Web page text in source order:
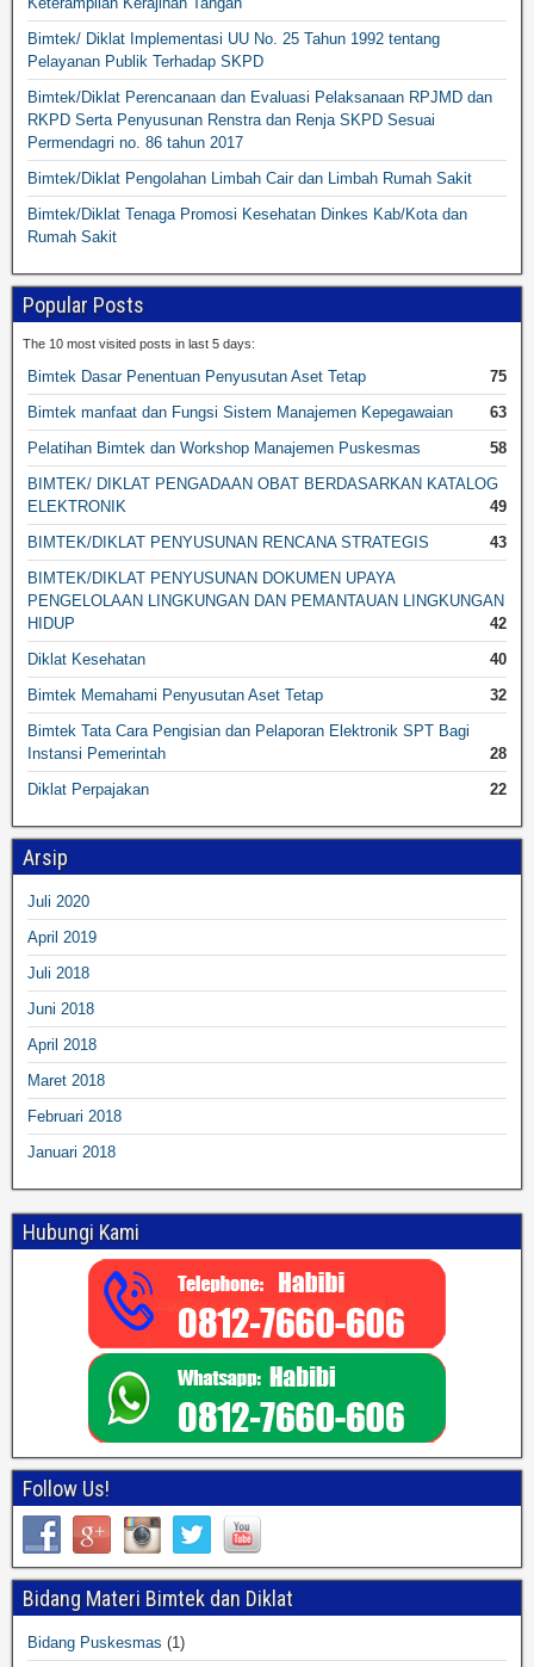
Bimtek/ Diklat Implementasi UU No. 25 Tahun 1992 tentang
Pelayanan Publik Terhadap SKPD
Bimtek/Diklat Perencanaan dan Evaluasi Pelaksanaan RPJMD dan
RKPD Serta Penyusunan Renstra dan Renja SKPD Sesuai
Permendagri no. 86 tahun 2017
Bimtek/Diklat Pengolahan Limbah Cair dan Limbah Rumah Sakit
Bimtek/Diklat Tenaga Promosi Kesehatan Dinkes Kab/Kota dan
Rumah Sakit
Popular Posts
The 10 most visited posts in last 5 days:
Bimtek Dasar Penentuan Penyusutan Aset Tetap
75
Bimtek manfaat dan Fungsi Sistem Manajemen Kepegawaian
63
Pelatihan Bimtek dan Workshop Manajemen Puskesmas
58
BIMTEK/ DIKLAT PENGADAAN OBAT BERDASARKAN KATALOG
ELEKTRONIK
49
BIMTEK/DIKLAT PENYUSUNAN RENCANA STRATEGIS
43
BIMTEK/DIKLAT PENYUSUNAN DOKUMEN UPAYA
PENGELOLAAN LINGKUNGAN DAN PEMANTAUAN LINGKUNGAN
HIDUP
42
Diklat Kesehatan
40
Bimtek Memahami Penyusutan Aset Tetap
32
Bimtek Tata Cara Pengisian dan Pelaporan Elektronik SPT Bagi
Instansi Pemerintah
28
Diklat Perpajakan
22
Arsip
Juli 2020
April 2019
Juli 2018
Juni 2018
April 2018
Maret 2018
Februari 2018
Januari 2018
Hubungi Kami
Follow Us!
Bidang Materi Bimtek dan Diklat
Bidang Puskesmas (1)